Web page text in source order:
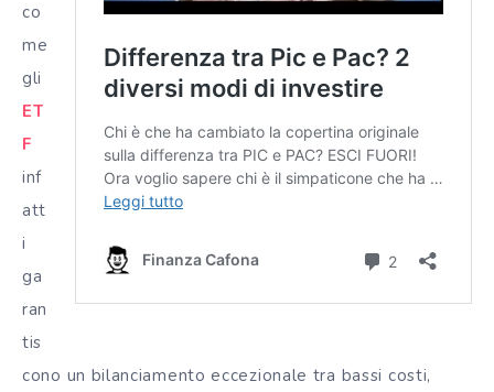
co
me
gli
ET
F
inf
att
i
ga
ran
tis
cono un bilanciamento eccezionale tra bassi costi,